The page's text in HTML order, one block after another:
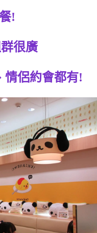
!
很廣
情侶約會都有!